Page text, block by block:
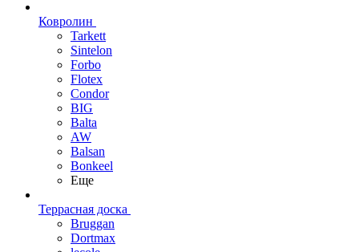
Ковролин
Tarkett
Sintelon
Forbo
Flotex
Condor
BIG
Balta
AW
Balsan
Bonkeel
Еще
Террасная доска
Bruggan
Dortmax